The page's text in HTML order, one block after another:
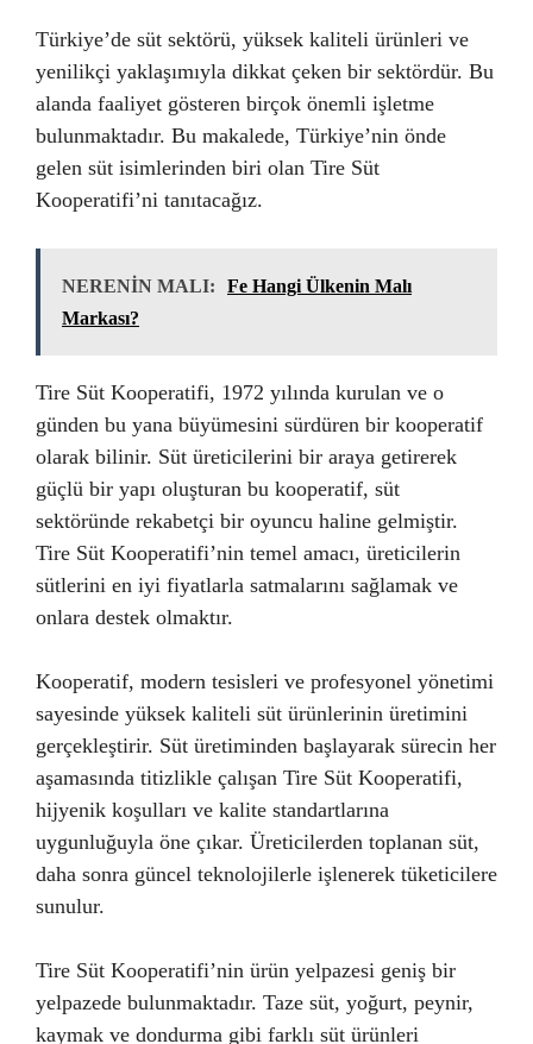
Türkiye’de süt sektörü, yüksek kaliteli ürünleri ve
yenilikçi yaklaşımıyla dikkat çeken bir sektördür. Bu
alanda faaliyet gösteren birçok önemli işletme
bulunmaktadır. Bu makalede, Türkiye’nin önde
gelen süt isimlerinden biri olan Tire Süt
Kooperatifi’ni tanıtacağız.
NERENİN MALI:
Fe Hangi Ülkenin Malı
Markası?
Tire Süt Kooperatifi, 1972 yılında kurulan ve o
günden bu yana büyümesini sürdüren bir kooperatif
olarak bilinir. Süt üreticilerini bir araya getirerek
güçlü bir yapı oluşturan bu kooperatif, süt
sektöründe rekabetçi bir oyuncu haline gelmiştir.
Tire Süt Kooperatifi’nin temel amacı, üreticilerin
sütlerini en iyi fiyatlarla satmalarını sağlamak ve
onlara destek olmaktır.
Kooperatif, modern tesisleri ve profesyonel yönetimi
sayesinde yüksek kaliteli süt ürünlerinin üretimini
gerçekleştirir. Süt üretiminden başlayarak sürecin her
aşamasında titizlikle çalışan Tire Süt Kooperatifi,
hijyenik koşulları ve kalite standartlarına
uygunluğuyla öne çıkar. Üreticilerden toplanan süt,
daha sonra güncel teknolojilerle işlenerek tüketicilere
sunulur.
Tire Süt Kooperatifi’nin ürün yelpazesi geniş bir
yelpazede bulunmaktadır. Taze süt, yoğurt, peynir,
kaymak ve dondurma gibi farklı süt ürünleri